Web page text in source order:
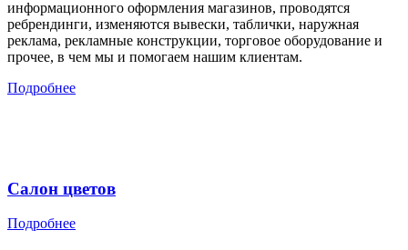
информационного оформления магазинов, проводятся
ребрендинги, изменяются вывески, таблички, наружная
реклама, рекламные конструкции, торговое оборудование и
прочее, в чем мы и помогаем нашим клиентам.
Подробнее
Салон цветов
Подробнее